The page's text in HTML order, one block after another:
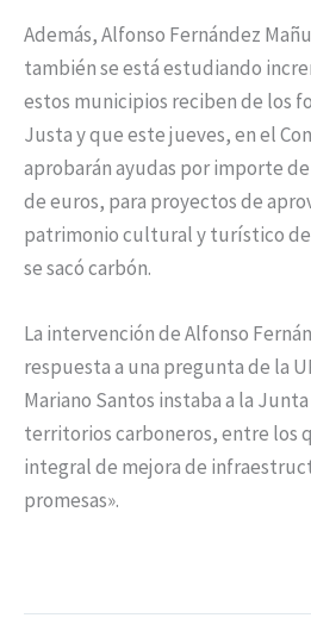
Además, Alfonso Fernández
también se está estudiando
estos municipios reciben de los
Justa y que este jueves, en el
aprobarán ayudas por importe
de euros, para proyectos de
patrimonio cultural y turístico
se sacó carbón.
La intervención de Alfonso
respuesta a una pregunta de la
Mariano Santos instaba a la
territorios carboneros, entre los
integral de mejora de
promesas».